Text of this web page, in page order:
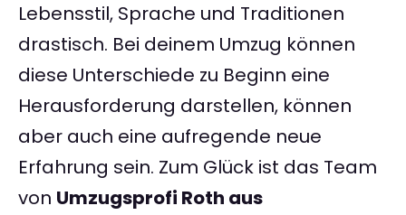
Lebensstil, Sprache und Traditionen
drastisch. Bei deinem Umzug können
diese Unterschiede zu Beginn eine
Herausforderung darstellen, können
aber auch eine aufregende neue
Erfahrung sein. Zum Glück ist das Team
von Umzugsprofi Roth aus